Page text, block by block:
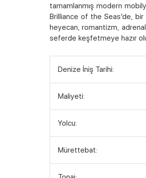
tamamlanmış modern
Brilliance of the Seas’de,
heyecan, romantizm,
seferde keşfetmeye hazır
Denize İniş Tarihi:
Maliyeti:
Yolcu:
Mürettebat: